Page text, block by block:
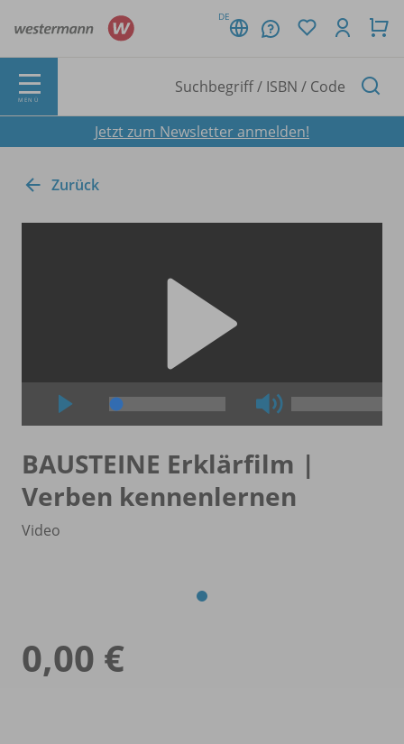
DE
MENÜ
Jetzt zum Newsletter anmelden!
Zurück
BAUSTEINE Erklärfilm |
Verben kennenlernen
Video
0,00 €